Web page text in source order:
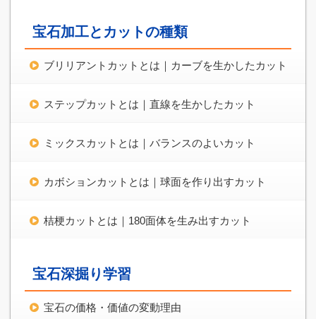
宝石加工とカットの種類
ブリリアントカットとは｜カーブを生かしたカット
ステップカットとは｜直線を生かしたカット
ミックスカットとは｜バランスのよいカット
カボションカットとは｜球面を作り出すカット
桔梗カットとは｜180面体を生み出すカット
宝石深掘り学習
宝石の価格・価値の変動理由